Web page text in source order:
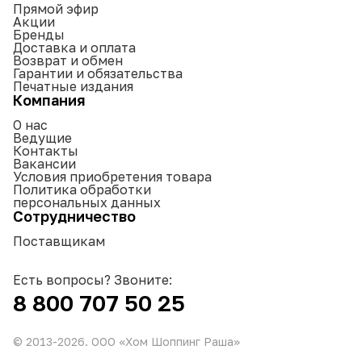
Прямой эфир
Акции
Бренды
Доставка и оплата
Возврат и обмен
Гарантии и обязательства
Печатные издания
Компания
О нас
Ведущие
Контакты
Вакансии
Условия приобретения товара
Политика обработки
персональных данных
Сотрудничество
Поставщикам
Есть вопросы? Звоните:
8 800 707 50 25
© 2013-2026. ООО «Хом Шоппинг Раша»